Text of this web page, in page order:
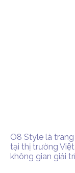
O8 Style là
tại thị trường
không gian giải